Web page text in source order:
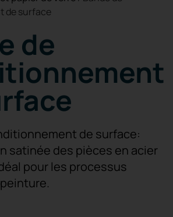
de surface
de
de surface:
satinée des pièces en acier
pour les processus